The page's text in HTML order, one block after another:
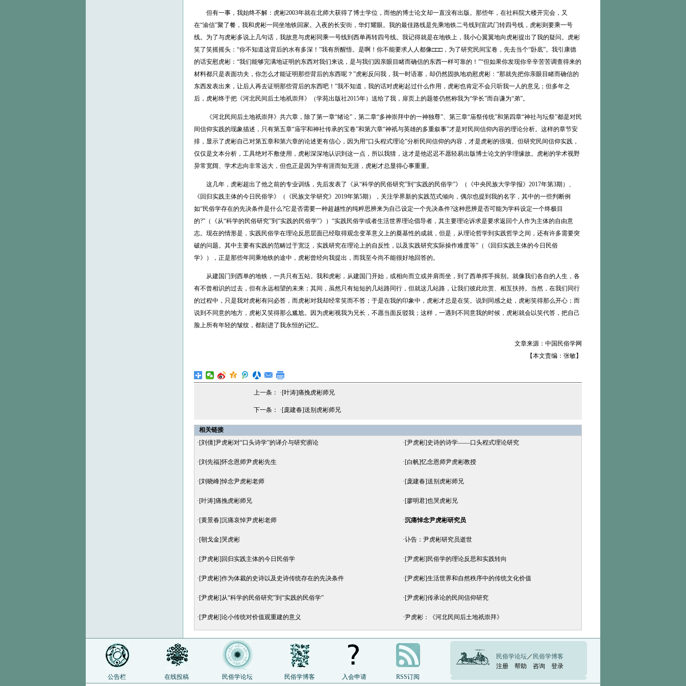
但有一事，我始终不解：虎彬2003年就在北师大获得了博士学位，而他的博士论文却一直没有出版。那些年，在社科院大楼开完会，又
在“渝信”聚了餐，我和虎彬一同坐地铁回家。入夜的长安街，华灯耀眼。我的最佳路线是先乘地铁二号线到宣武门转四号线，虎彬则要乘一号
线。为了与虎彬多说上几句话，我故意与虎彬同乘一号线到西单再转四号线。我记得就是在地铁上，我小心翼翼地向虎彬提出了我的疑问。虎彬
笑了笑摇摇头：“你不知道这背后的水有多深！”我有所醒悟。是啊！你不能要求人人都像□□□，为了研究民间宝卷，先去当个“卧底”。我引康德
的话安慰虎彬：“我们能够完满地证明的东西对我们来说，是与我们因亲眼目睹而确信的东西一样可靠的！”“但如果你发现你辛辛苦苦调查得来的
材料都只是表面功夫，你怎么才能证明那些背后的东西呢？”虎彬反问我，我一时语塞，却仍然固执地劝慰虎彬：“那就先把你亲眼目睹而确信的
东西发表出来，让后人再去证明那些背后的东西吧！”我不知道，我的话对虎彬起过什么作用，虎彬也肯定不会只听我一人的意见；但多年之
后，虎彬终于把《河北民间后土地祇崇拜》（学苑出版社2015年）送给了我，扉页上的题签仍然称我为“学长”而自谦为“弟”。
《河北民间后土地祇崇拜》共六章，除了第一章“绪论”，第二章“多神崇拜中的一神独尊”、第三章“庙祭传统”和第四章“神社与坛祭”都是对民
间信仰实践的现象描述，只有第五章“庙宇和神社传承的宝卷”和第六章“神祇与英雄的多重叙事”才是对民间信仰内容的理论分析。这样的章节安
排，显示了虎彬自己对第五章和第六章的论述更有信心，因为用“口头程式理论”分析民间信仰的内容，才是虎彬的强项。但研究民间信仰实践，
仅仅是文本分析，工具绝对不敷使用，虎彬深深地认识到这一点，所以我猜，这才是他迟迟不愿轻易出版博士论文的学理缘故。虎彬的学术视野
异常宽阔、学术志向非常远大，但也正是因为学有涯而知无涯，虎彬才总显得心事重重。
这几年，虎彬超出了他之前的专业训练，先后发表了《从“科学的民俗研究”到“实践的民俗学”》（《中央民族大学学报》2017年第3期）、
《回归实践主体的今日民俗学》（《民族文学研究》2019年第5期），关注学界新的实践范式倾向，偶尔也提到我的名字，其中的一些判断例
如“民俗学存在的先决条件是什么?它是否需要一种超越性的纯粹思辨来为自己设定一个先决条件?这种思辨是否可能为学科设定一个终极目
的?”（《从“科学的民俗研究”到“实践的民俗学”》）“实践民俗学或者生活世界理论倡导者，其主要理论诉求是要求返回个人作为主体的自由意
志。现在的情形是，实践民俗学在理论反思层面已经取得观念变革意义上的奠基性的成就，但是，从理论哲学到实践哲学之间，还有许多需要突
破的问题。其中主要有实践的范畴过于宽泛，实践研究在理论上的自反性，以及实践研究实际操作难度等”（《回归实践主体的今日民俗
学》），正是那些年同乘地铁的途中，虎彬曾经向我提出，而我至今尚不能很好地回答的。
从建国门到西单的地铁，一共只有五站。我和虎彬，从建国门开始，或相向而立或并肩而坐，到了西单挥手揖别。就像我们各自的人生，各
有不曾相识的过去，但有永远相望的未来；其间，虽然只有短短的几站路同行，但就这几站路，让我们彼此欣赏、相互扶持。当然，在我们同行
的过程中，只是我对虎彬有问必答，而虎彬对我却经常笑而不答；于是在我的印象中，虎彬才总是在笑。说到同感之处，虎彬笑得那么开心；而
说到不同意的地方，虎彬又笑得那么尴尬。因为虎彬视我为兄长，不愿当面反驳我；这样，一遇到不同意我的时候，虎彬就会以笑代答，把自己
脸上所有年轻的皱纹，都刻进了我永恒的记忆。
文章来源：中国民俗学网
【本文责编：张敏】
上一条： ·[叶涛]痛挽虎彬师兄
下一条： ·[庞建春]送别虎彬师兄
相关链接
·[刘倩]尹虎彬对“口头诗学”的译介与研究谫论 ·[尹虎彬]史诗的诗学——口头程式理论研究
·[刘先福]怀念恩师尹虎彬先生 ·[白帆]忆念恩师尹虎彬教授
·[刘晓峰]悼念尹虎彬老师 ·[庞建春]送别虎彬师兄
·[叶涛]痛挽虎彬师兄 ·[廖明君]也哭虎彬兄
·[黄景春]沉痛哀悼尹虎彬老师 ·沉痛悼念尹虎彬研究员
·[朝戈金]哭虎彬 ·讣告：尹虎彬研究员逝世
·[尹虎彬]回归实践主体的今日民俗学 ·[尹虎彬]民俗学的理论反思和实践转向
·[尹虎彬]作为体裁的史诗以及史诗传统存在的先决条件 ·[尹虎彬]生活世界和自然秩序中的传统文化价值
·[尹虎彬]从“科学的民俗研究”到“实践的民俗学” ·[尹虎彬]传承论的民间信仰研究
·[尹虎彬]论小传统对价值观重建的意义 ·尹虎彬：《河北民间后土地祇崇拜》
公告栏 在线投稿 民俗学论坛 民俗学博客 入会申请 RSS订阅
民俗学论坛／ 民俗学博客
注册
帮助 咨询 登录